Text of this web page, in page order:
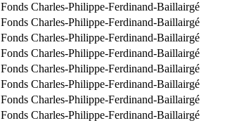
Fonds Charles-Philippe-Ferdinand-Baillairgé
Fonds Charles-Philippe-Ferdinand-Baillairgé
Fonds Charles-Philippe-Ferdinand-Baillairgé
Fonds Charles-Philippe-Ferdinand-Baillairgé
Fonds Charles-Philippe-Ferdinand-Baillairgé
Fonds Charles-Philippe-Ferdinand-Baillairgé
Fonds Charles-Philippe-Ferdinand-Baillairgé
Fonds Charles-Philippe-Ferdinand-Baillairgé